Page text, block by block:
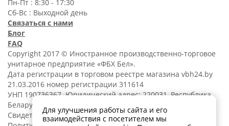
Пн-Пт : 8:30 - 17:30
Сб-Вс : Выходной день
Связаться с нами
Блог
FAQ
Copyright 2017 © Иностранное производственно-торговое
унитарное предприятие «ФБХ Бел».
Дата регистрации в торговом реестре магазина vbh24.by
21.03.2016 номер регистрации 311614
УНП 190736367. Юридический адрес: 220031, Республика
Беларусь, г. Минск, ул. Танковая, 15-1, 5 этаж;
Свидетельство о регистрации N190736367 от 11.02.2014.
Для улучшения работы сайта и его
взаимодействия с посетителем мы